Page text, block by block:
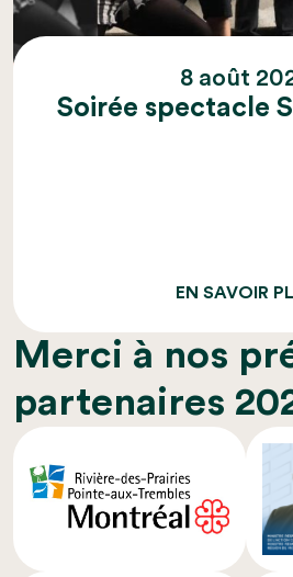
8 août
Soirée spectacle
EN SAVOIR
Merci à nos
partenaires